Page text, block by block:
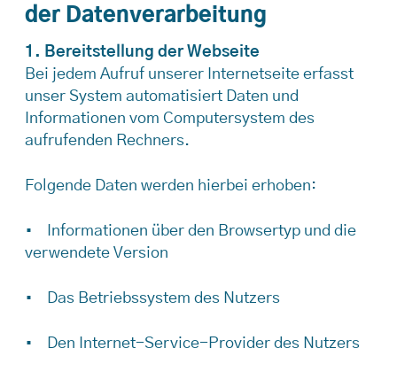
der Datenverarbeitung
1. Bereitstellung der Webseite
Bei jedem Aufruf unserer Internetseite erfasst
unser System automatisiert Daten und
Informationen vom Computersystem des
aufrufenden Rechners.
Folgende Daten werden hierbei erhoben:
• Informationen über den Browsertyp und die
verwendete Version
• Das Betriebssystem des Nutzers
• Den Internet-Service-Provider des Nutzers